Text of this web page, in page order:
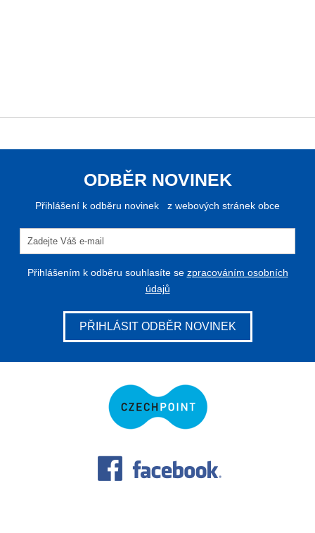
ODBĚR NOVINEK
Přihlášení k odběru novinek z webových stránek obce
Přihlášením k odběru souhlasíte se zpracováním osobních
údajů
PŘIHLÁSIT ODBĚR NOVINEK